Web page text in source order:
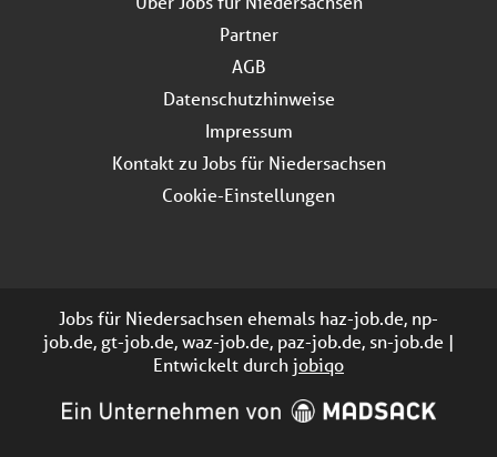
Partner
AGB
Datenschutzhinweise
Impressum
Kontakt zu Jobs für Niedersachsen
Cookie-Einstellungen
Jobs für Niedersachsen ehemals haz-job.de, np-
job.de, gt-job.de, waz-job.de, paz-job.de, sn-job.de |
Entwickelt durchjobiqo